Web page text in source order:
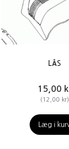
LÅS
15,00
(12,00 kr)
Læg i